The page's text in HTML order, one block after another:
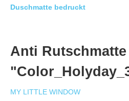
Duschmatte bedruckt
Anti
MY LITTLE WINDOW